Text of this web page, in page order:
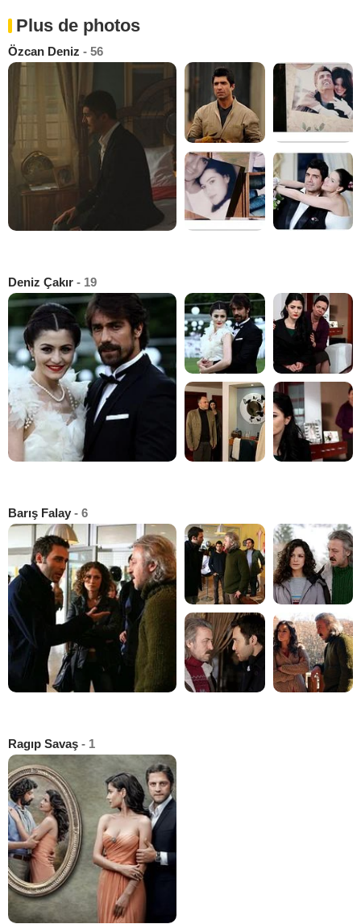
Plus de photos
Özcan Deniz - 56
Deniz Çakır - 19
Barış Falay - 6
Ragıp Savaş - 1